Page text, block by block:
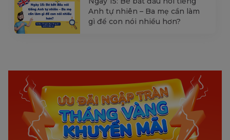
Anh tự nhiên – Ba mẹ cần làm
gì để con nói nhiều hơn?